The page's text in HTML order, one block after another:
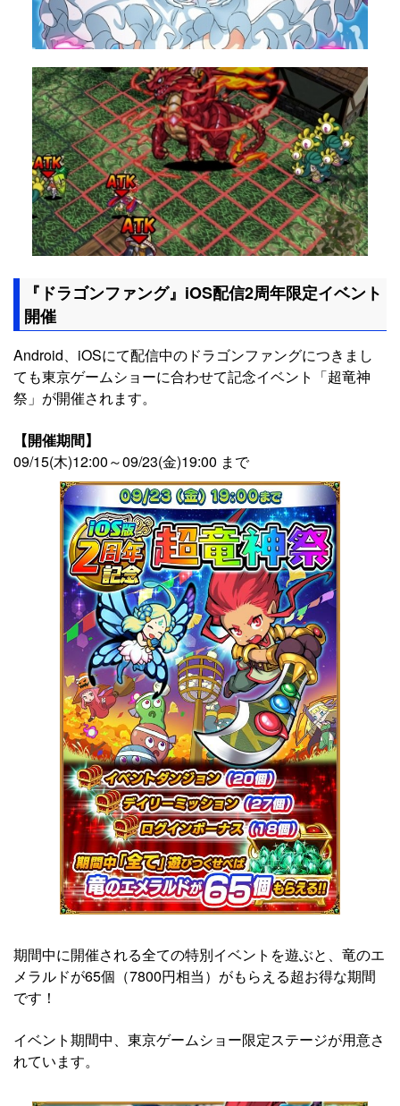
『ドラゴンファング』iOS配信2周年限定イベント
開催
Android、iOSにて配信中のドラゴンファングにつきまし
ても東京ゲームショーに合わせて記念イベント「超竜神
祭」が開催されます。
【開催期間】
09/15(木)12:00～09/23(金)19:00 まで
期間中に開催される全ての特別イベントを遊ぶと、竜のエ
メラルドが65個（7800円相当）がもらえる超お得な期間
です！
イベント期間中、東京ゲームショー限定ステージが用意さ
れています。